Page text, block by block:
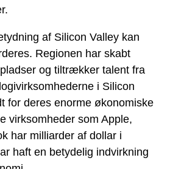
af Silicon Valley kan
Regionen har skabt
og tiltrækker talent fra
i Silicon
for deres enorme økonomiske
virksomheder som Apple,
har milliarder af dollar i
haft en betydelig indvirkning